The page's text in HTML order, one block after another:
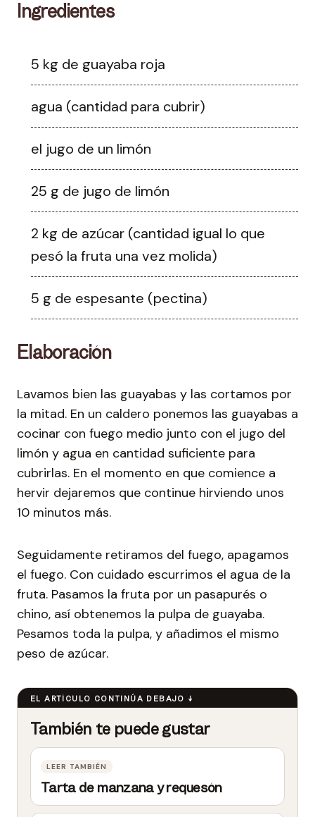
Ingredientes
5 kg de guayaba roja
agua (cantidad para cubrir)
el jugo de un limón
25 g de jugo de limón
2 kg de azúcar (cantidad igual lo que
pesó la fruta una vez molida)
5 g de espesante (pectina)
Elaboración
Lavamos bien las guayabas y las cortamos por
la mitad. En un caldero ponemos las guayabas a
cocinar con fuego medio junto con el jugo del
limón y agua en cantidad suficiente para
cubrirlas. En el momento en que comience a
hervir dejaremos que continue hirviendo unos
10 minutos más.
Seguidamente retiramos del fuego, apagamos
el fuego. Con cuidado escurrimos el agua de la
fruta. Pasamos la fruta por un pasapurés o
chino, así obtenemos la pulpa de guayaba.
Pesamos toda la pulpa, y añadimos el mismo
peso de azúcar.
Tarta de manzana y requesón